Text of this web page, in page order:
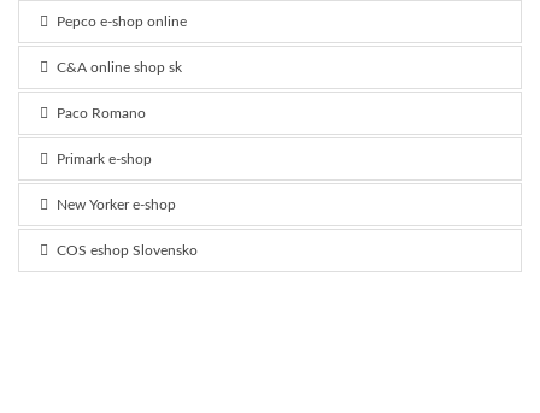
Pepco e-shop online
C&A online shop sk
Paco Romano
Primark e-shop
New Yorker e-shop
COS eshop Slovensko